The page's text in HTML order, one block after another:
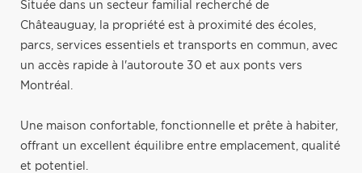
Située dans un secteur familial recherché de
Châteauguay, la propriété est à proximité des écoles,
parcs, services essentiels et transports en commun, avec
un accès rapide à l'autoroute 30 et aux ponts vers
Montréal.
Une maison confortable, fonctionnelle et prête à habiter,
offrant un excellent équilibre entre emplacement, qualité
et potentiel.